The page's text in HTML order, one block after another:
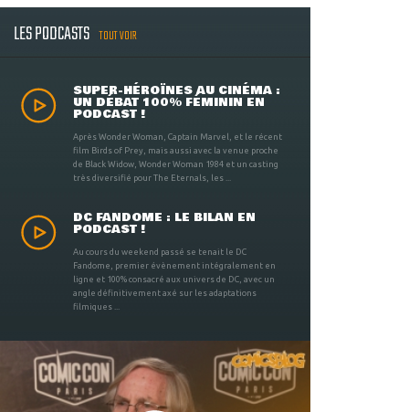
LES PODCASTS TOUT VOIR
SUPER-HÉROÏNES AU CINÉMA :
UN DÉBAT 100% FÉMININ EN
PODCAST !
Après Wonder Woman, Captain Marvel, et le récent
film Birds of Prey, mais aussi avec la venue proche
de Black Widow, Wonder Woman 1984 et un casting
très diversifié pour The Eternals, les ...
DC FANDOME : LE BILAN EN
PODCAST !
Au cours du weekend passé se tenait le DC
Fandome, premier évènement intégralement en
ligne et 100% consacré aux univers de DC, avec un
angle définitivement axé sur les adaptations
filmiques ...